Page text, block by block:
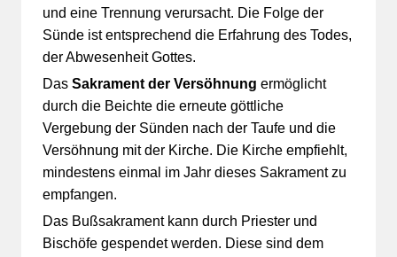
und eine Trennung verursacht. Die Folge der
Sünde ist entsprechend die Erfahrung des Todes,
der Abwesenheit Gottes.
Das Sakrament der Versöhnung ermöglicht
durch die Beichte die erneute göttliche
Vergebung der Sünden nach der Taufe und die
Versöhnung mit der Kirche. Die Kirche empfiehlt,
mindestens einmal im Jahr dieses Sakrament zu
empfangen.
Das Bußsakrament kann durch Priester und
Bischöfe gespendet werden. Diese sind dem